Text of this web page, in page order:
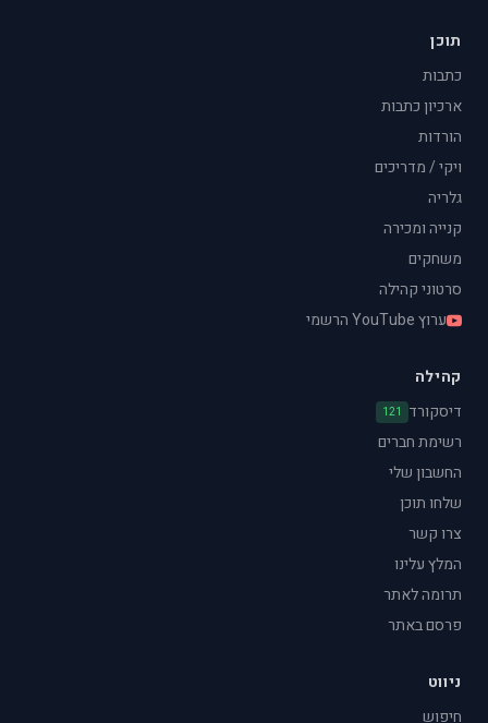
תוכן
כתבות
ארכיון כתבות
הורדות
ויקי / מדריכים
גלריה
קנייה ומכירה
משחקים
סרטוני קהילה
ערוץ YouTube הרשמי
קהילה
דיסקורד
121
רשימת חברים
החשבון שלי
שלחו תוכן
צרו קשר
המלץ עלינו
תרומה לאתר
פרסם באתר
ניווט
חיפוש